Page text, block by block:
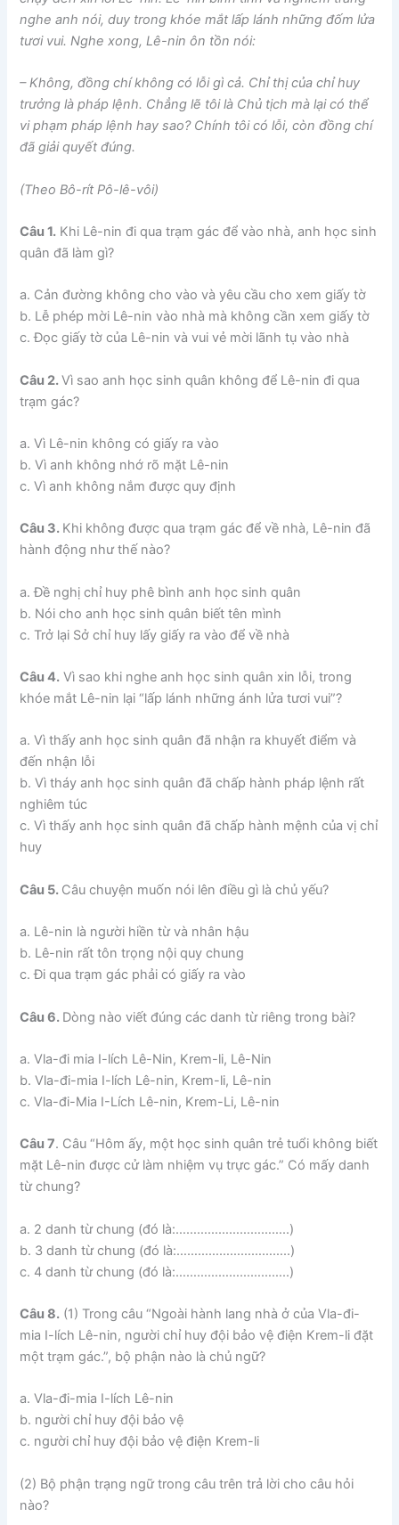
nghe anh nói, duy trong khóe mắt lấp lánh những đốm lửa
tươi vui. Nghe xong, Lê-nin ôn tồn nói:
– Không, đồng chí không có lỗi gì cả. Chỉ thị của chỉ huy
trưởng là pháp lệnh. Chẳng lẽ tôi là Chủ tịch mà lại có thể
vi phạm pháp lệnh hay sao? Chính tôi có lỗi, còn đồng chí
đã giải quyết đúng.
(Theo Bô-rít Pô-lê-vôi)
Câu 1. Khi Lê-nin đi qua trạm gác để vào nhà, anh học sinh
quân đã làm gì?
a. Cản đường không cho vào và yêu cầu cho xem giấy tờ
b. Lễ phép mời Lê-nin vào nhà mà không cần xem giấy tờ
c. Đọc giấy tờ của Lê-nin và vui vẻ mời lãnh tụ vào nhà
Câu 2.Vì sao anh học sinh quân không để Lê-nin đi qua
trạm gác?
a. Vì Lê-nin không có giấy ra vào
b. Vì anh không nhớ rõ mặt Lê-nin
c. Vì anh không nắm được quy định
Câu 3. Khi không được qua trạm gác để về nhà, Lê-nin đã
hành động như thế nào?
a. Đề nghị chỉ huy phê bình anh học sinh quân
b. Nói cho anh học sinh quân biết tên mình
c. Trở lại Sở chỉ huy lấy giấy ra vào để về nhà
Câu 4. Vì sao khi nghe anh học sinh quân xin lỗi, trong
khóe mắt Lê-nin lại “lấp lánh những ánh lửa tươi vui”?
a. Vì thấy anh học sinh quân đã nhận ra khuyết điểm và
đến nhận lỗi
b. Vì tháy anh học sinh quân đã chấp hành pháp lệnh rất
nghiêm túc
c. Vì thấy anh học sinh quân đã chấp hành mệnh của vị chỉ
huy
Câu 5. Câu chuyện muốn nói lên điều gì là chủ yếu?
a. Lê-nin là người hiền từ và nhân hậu
b. Lê-nin rất tôn trọng nội quy chung
c. Đi qua trạm gác phải có giấy ra vào
Câu 6. Dòng nào viết đúng các danh từ riêng trong bài?
a. Vla-đi mia I-lích Lê-Nin, Krem-li, Lê-Nin
b. Vla-đi-mia I-lích Lê-nin, Krem-li, Lê-nin
c. Vla-đi-Mia I-Lích Lê-nin, Krem-Li, Lê-nin
Câu 7. Câu “Hôm ấy, một học sinh quân trẻ tuổi không biết
mặt Lê-nin được cử làm nhiệm vụ trực gác.” Có mấy danh
từ chung?
a. 2 danh từ chung (đó là:…………………………..)
b. 3 danh từ chung (đó là:…………………………..)
c. 4 danh từ chung (đó là:…………………………..)
Câu 8. (1) Trong câu “Ngoài hành lang nhà ở của Vla-đi-
mia I-lích Lê-nin, người chỉ huy đội bảo vệ điện Krem-li đặt
một trạm gác.”, bộ phận nào là chủ ngữ?
a. Vla-đi-mia I-lích Lê-nin
b. người chỉ huy đội bảo vệ
c. người chỉ huy đội bảo vệ điện Krem-li
(2) Bộ phận trạng ngữ trong câu trên trả lời cho câu hỏi
nào?